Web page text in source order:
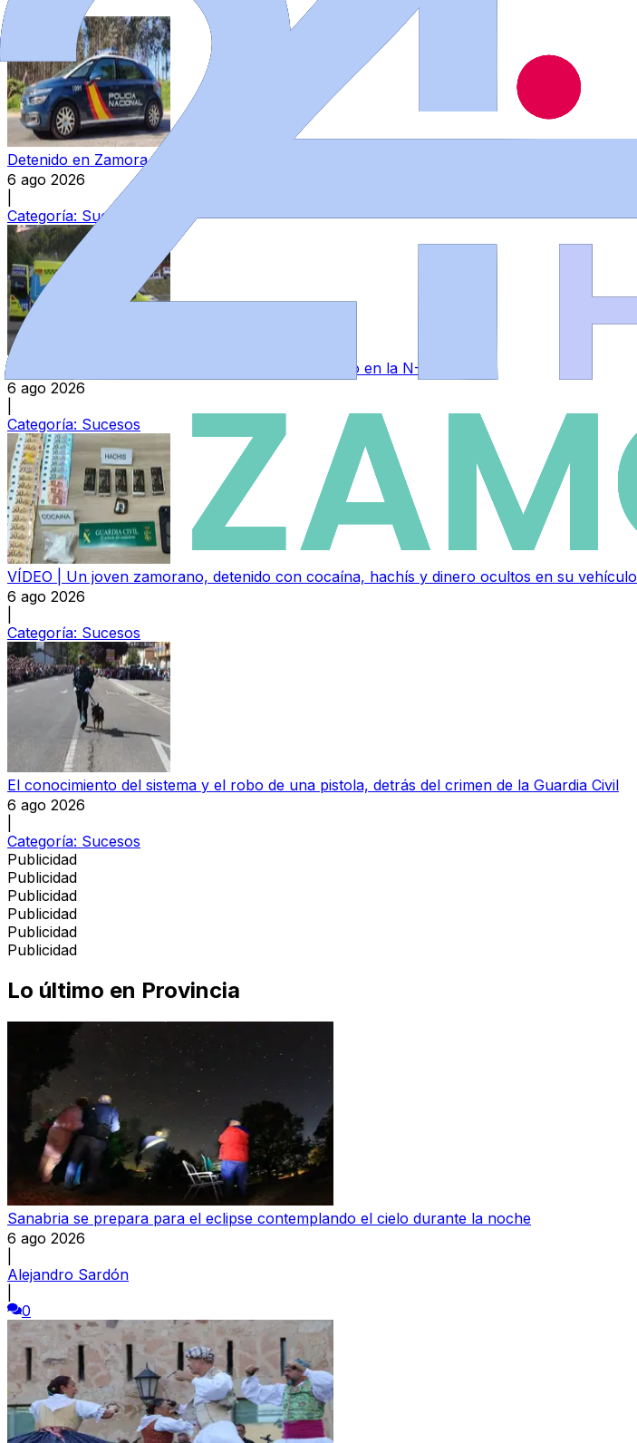
Detenido en Zamora por agredir a su pareja y reternerla contra su voluntad
6 ago 2026
Categoría: Sucesos
Dos heridos tras colisionar un camión y un turismo en la N-525
6 ago 2026
Categoría: Sucesos
VÍDEO | Un joven zamorano, detenido con cocaína, hachís y dinero ocultos en su vehículo
6 ago 2026
Categoría: Sucesos
El conocimiento del sistema y el robo de una pistola, detrás del crimen de la Guardia Civil
6 ago 2026
Categoría: Sucesos
Publicidad
Publicidad
Publicidad
Publicidad
Publicidad
Publicidad
Lo último en Provincia
Sanabria se prepara para el eclipse contemplando el cielo durante la noche
6 ago 2026
Alejandro Sardón
0